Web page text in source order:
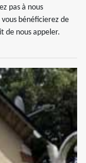
pas à nous
bénéficierez de
de nous appeler.